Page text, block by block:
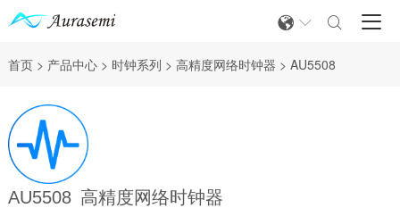
  
首页 > 产品中心 > 时钟系列 > 高精度网络时钟器 > AU5508
AU5508 高精度网络时钟器